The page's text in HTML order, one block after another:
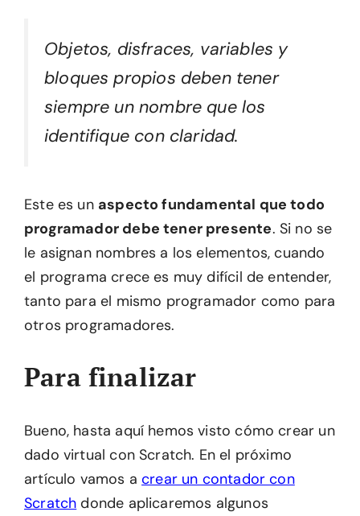
Objetos, disfraces, variables y
bloques propios deben tener
siempre un nombre que los
identifique con claridad.
Este es un aspecto fundamental que todo
programador debe tener presente. Si no se
le asignan nombres a los elementos, cuando
el programa crece es muy difícil de entender,
tanto para el mismo programador como para
otros programadores.
Para finalizar
Bueno, hasta aquí hemos visto cómo crear un
dado virtual con Scratch. En el próximo
artículo vamos acrear un contador con
Scratch donde aplicaremos algunos